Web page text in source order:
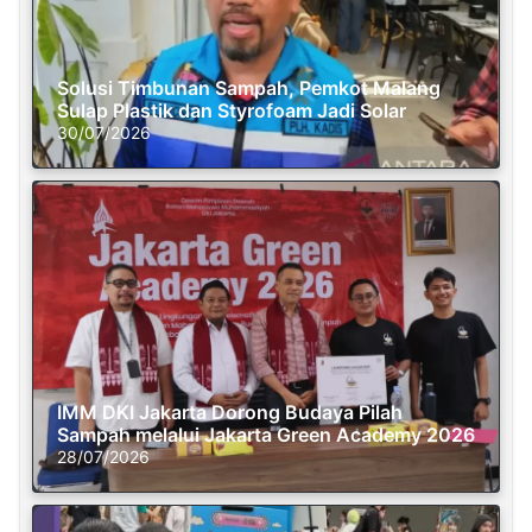
Solusi Timbunan Sampah, Pemkot Malang
Sulap Plastik dan Styrofoam Jadi Solar
30/07/2026
IMM DKI Jakarta Dorong Budaya Pilah
Sampah melalui Jakarta Green Academy 2026
28/07/2026